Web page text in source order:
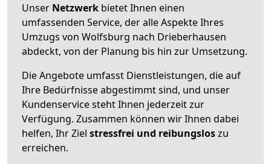
Unser Netzwerk bietet Ihnen einen
umfassenden Service, der alle Aspekte Ihres
Umzugs von Wolfsburg nach Drieberhausen
abdeckt, von der Planung bis hin zur Umsetzung.
Die Angebote umfasst Dienstleistungen, die auf
Ihre Bedürfnisse abgestimmt sind, und unser
Kundenservice steht Ihnen jederzeit zur
Verfügung. Zusammen können wir Ihnen dabei
helfen, Ihr Ziel stressfrei und reibungsloszu
erreichen.